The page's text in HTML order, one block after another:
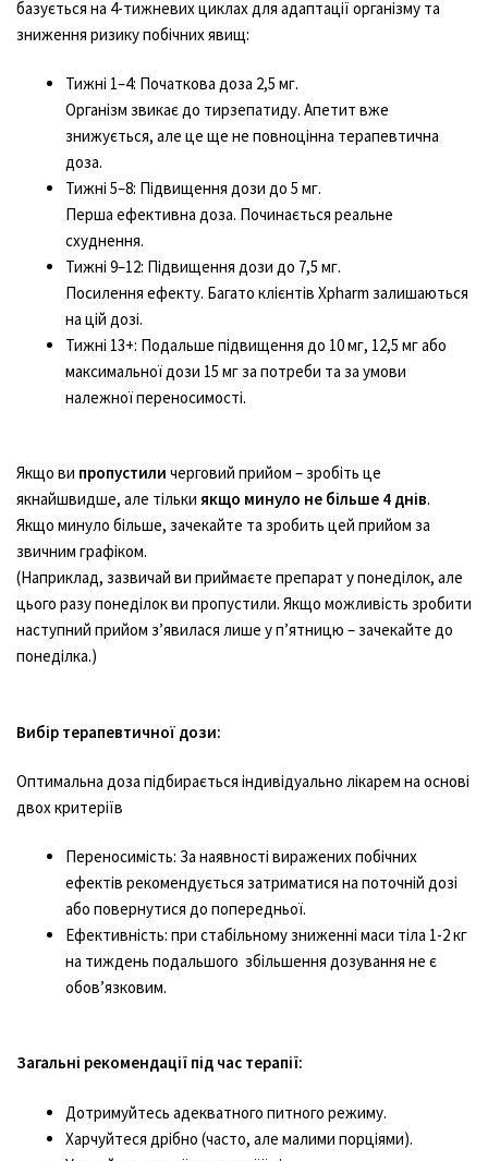
базується на 4-тижневих циклах для адаптації організму та
зниження ризику побічних явищ:
Тижні 1–4: Початкова доза 2,5 мг.
Організм звикає до тирзепатиду. Апетит вже
знижується, але це ще не повноцінна терапевтична
доза.
Тижні 5–8: Підвищення дози до 5 мг.
Перша ефективна доза. Починається реальне
схуднення.
Тижні 9–12: Підвищення дози до 7,5 мг.
Посилення ефекту. Багато клієнтів Хpharm залишаються
на цій дозі.
Тижні 13+: Подальше підвищення до 10 мг, 12,5 мг або
максимальної дози 15 мг за потреби та за умови
належної переносимості.
Якщо ви пропустили черговий прийом – зробіть це
якнайшвидше, але тільки якщо минуло не більше 4 днів.
Якщо минуло більше, зачекайте та зробить цей прийом за
звичним графіком.
(Наприклад, зазвичай ви приймаєте препарат у понеділок, але
цього разу понеділок ви пропустили. Якщо можливість зробити
наступний прийом з’явилася лише у п’ятницю – зачекайте до
понеділка.)
Вибір терапевтичної дози:
Оптимальна доза підбирається індивідуально лікарем на основі
двох критеріїв
Переносимість: За наявності виражених побічних
ефектів рекомендується затриматися на поточній дозі
або повернутися до попередньої.
Ефективність: при стабільному зниженні маси тіла 1-2 кг
на тиждень подальшого збільшення дозування не є
обов’язковим.
Загальні рекомендації під час терапії:
Дотримуйтесь адекватного питного режиму.
Харчуйтеся дрібно (часто, але малими порціями).